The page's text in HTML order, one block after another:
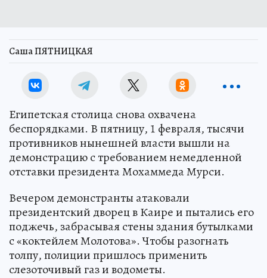
Саша ПЯТНИЦКАЯ
Египетская столица снова охвачена
беспорядками. В пятницу, 1 февраля, тысячи
противников нынешней власти вышли на
демонстрацию с требованием немедленной
отставки президента Мохаммеда Мурси.
Вечером демонстранты атаковали
президентский дворец в Каире и пытались его
поджечь, забрасывая стены здания бутылками
с «коктейлем Молотова». Чтобы разогнать
толпу, полиции пришлось применить
слезоточивый газ и водометы.